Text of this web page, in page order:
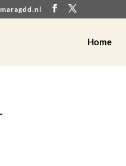
Home